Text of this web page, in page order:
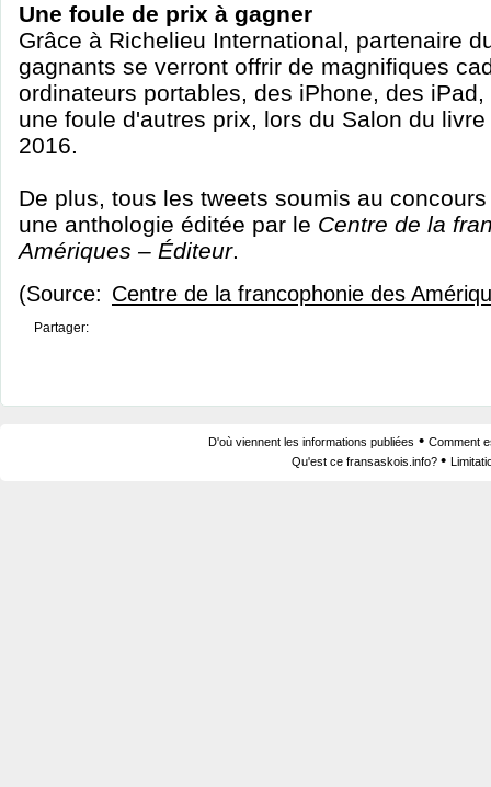
Une foule de prix à gagner
Grâce à Richelieu International, partenaire
gagnants se verront offrir de magnifiques
ordinateurs portables, des iPhone, des
une foule d'autres prix, lors du Salon du
2016.
De plus, tous les tweets soumis au
une anthologie éditée par le Centre de la
Amériques – Éditeur.
(Source: Centre de la francophonie des
Partager:
D'où viennent les informations publiées • Comment
Qu'est ce fransaskois.info? •